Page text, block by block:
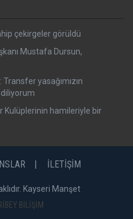
çekirgeler görüldü
Mustafa Dursun,
Transfer yasağımızın
diliyorum
Kulüplerinin hamileriyle bir
İLETİŞİM
Kayseri Manşet
BİLİŞİM